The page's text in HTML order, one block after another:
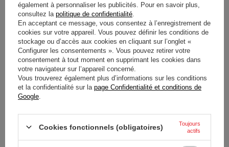
DONNEZ VOTRE AVIS
5/5
également à personnaliser les publicités. Pour en savoir plus,
consultez la politique de confidentialité
En acceptant ce message, vous consentez à l’enregistrement de
cookies sur votre appareil. Vous pouvez définir les conditions de
stockage ou d’accès aux cookies en cliquant sur l’onglet «
Configurer les consentements ». Vous pouvez retirer votre
consentement à tout moment en supprimant les cookies dans
votre navigateur sur l’appareil concerné.
Vous trouverez également plus d’informations sur les conditions
et la confidentialité sur la page Confidentialité et conditions de
Google
Cookies fonctionnels (obligatoires)
Toujours
actifs